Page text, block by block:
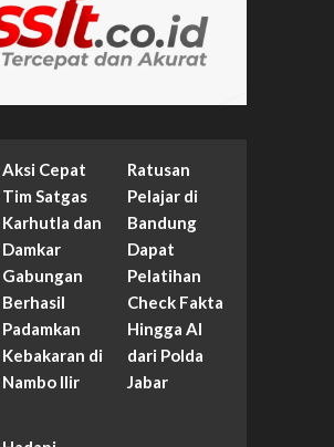
Aksi Cepat
Tim Satgas
Karhutla dan
Damkar
Gabungan
Berhasil
Padamkan
Kebakaran di
Nambo Ilir
Ratusan
Pelajar di
Bandung
Dapat
Pelatihan
Check Fakta
Hingga AI
dari Polda
Jabar